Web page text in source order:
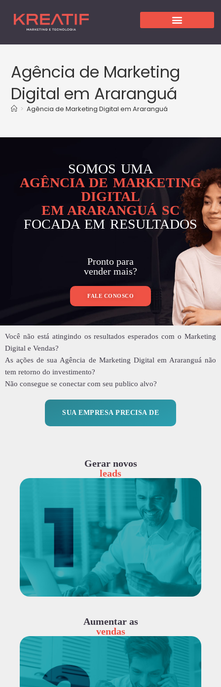
Agência de Marketing
Digital em Araranguá
> Agência de Marketing Digital em Araranguá
SOMOS UMA
AGÊNCIA DE MARKETING
DIGITAL
EM ARARANGUÁ SC
FOCADA EM RESULTADOS
Pronto para
vender mais?
FALE CONOSCO
Você não está atingindo os resultados esperados com o Marketing
Digital e Vendas?
As ações de sua Agência de Marketing Digital em Araranguá não
tem retorno do investimento?
Não consegue se conectar com seu publico alvo?
SUA EMPRESA PRECISA DE
Gerar novos
leads
Aumentar as
vendas